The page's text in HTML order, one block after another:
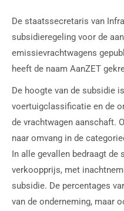
De staatssecretaris van
subsidieregeling voor de
emissievrachtwagens
heeft de naam AanZET
De hoogte van de subsidie
voertuigclassificatie en de
de vrachtwagen aanschaft.
naar omvang in de
In alle gevallen bedraagt de
verkoopprijs, met
subsidie. De percentages
van de onderneming, maar